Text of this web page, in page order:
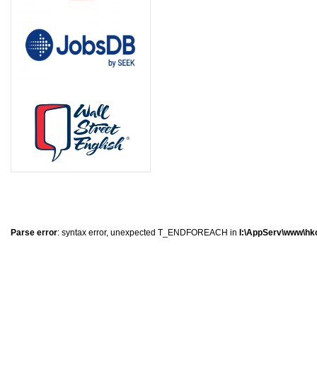
Parse error: syntax error, unexpected T_ENDFOREACH in